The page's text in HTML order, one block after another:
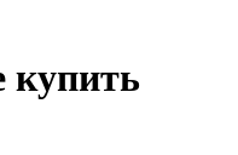
купить